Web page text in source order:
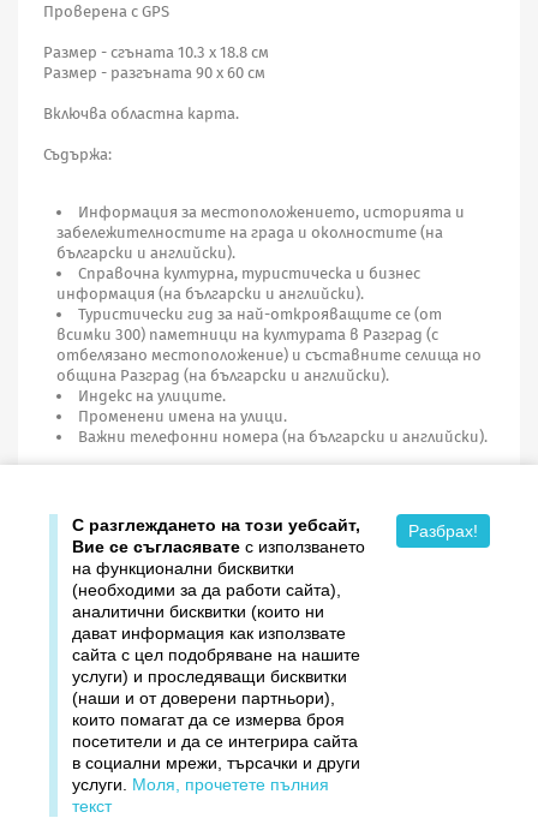
Проверена с GPS
Размер - сгъната 10.3 х 18.8 см
Размер - разгъната 90 х 60 см
Включва областна карта.
Съдържа:
Информация за местоположението, историята и
забележителностите на града и околностите (на
български и английски).
Справочна културна, туристическа и бизнес
информация (на български и английски).
Туристически гид за най-открояващите се (от
всимки 300) паметници на културата в Разград (с
отбелязано местоположение) и съставните селища но
община Разград (на български и английски).
Индекс на улиците.
Променени имена на улици.
Важни телефонни номера (на български и английски).
Продукти
Издателство ДОМИНО
Вашият профил
С разглеждането на този уебсайт,
Вие се съгласявате с използването
на функционални бисквитки
(необходими за да работи сайта),
аналитични бисквитки (които ни
дават информация как използвате
сайта с цел подобряване на нашите
услуги) и проследяващи бисквитки
(наши и от доверени партньори),
които помагат да се измерва броя
посетители и да се интегрира сайта
в социални мрежи, търсачки и други
услуги.
Моля, прочетете пълния
текст
Разбрах!